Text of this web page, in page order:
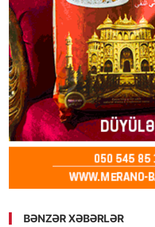
BƏNZƏR XƏBƏRLƏR